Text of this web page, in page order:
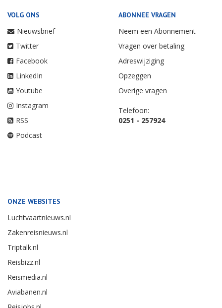
VOLG ONS
Nieuwsbrief
Twitter
Facebook
LinkedIn
Youtube
Instagram
RSS
Podcast
ABONNEE VRAGEN
Neem een Abonnement
Vragen over betaling
Adreswijziging
Opzeggen
Overige vragen
Telefoon:
0251 - 257924
ONZE WEBSITES
Luchtvaartnieuws.nl
Zakenreisnieuws.nl
Triptalk.nl
Reisbizz.nl
Reismedia.nl
Aviabanen.nl